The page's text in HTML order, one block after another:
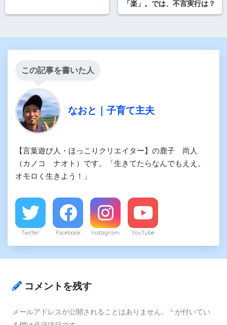
「楽」。では、不言実行は？
この記事を書いた人
なおと｜子育て主夫
【言葉遊び人・ほっこりクリエイター】の鹿子 尚人
（カノコ ナオト）です。「生きてたらなんでもええ。
オモロく生きよう！」
Twitter Facebook Instagram YouTube
コメントを残す
メールアドレスが公開されることはありません。 * が付いてい